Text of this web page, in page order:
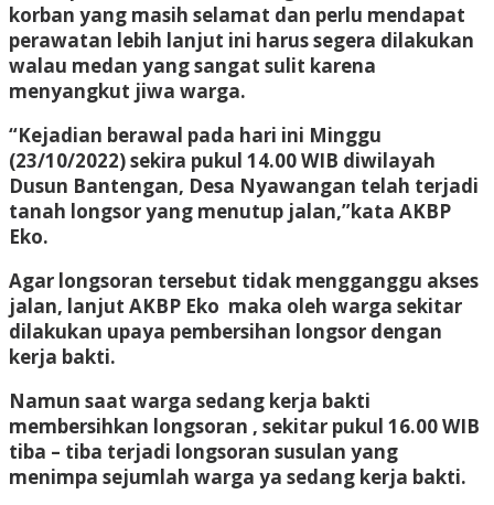
korban yang masih selamat dan perlu mendapat
perawatan lebih lanjut ini harus segera dilakukan
walau medan yang sangat sulit karena
menyangkut jiwa warga.
“Kejadian berawal pada hari ini Minggu
(23/10/2022) sekira pukul 14.00 WIB diwilayah
Dusun Bantengan, Desa Nyawangan telah terjadi
tanah longsor yang menutup jalan,”kata AKBP
Eko.
Agar longsoran tersebut tidak mengganggu akses
jalan, lanjut AKBP Eko maka oleh warga sekitar
dilakukan upaya pembersihan longsor dengan
kerja bakti.
Namun saat warga sedang kerja bakti
membersihkan longsoran , sekitar pukul 16.00 WIB
tiba – tiba terjadi longsoran susulan yang
menimpa sejumlah warga ya sedang kerja bakti.